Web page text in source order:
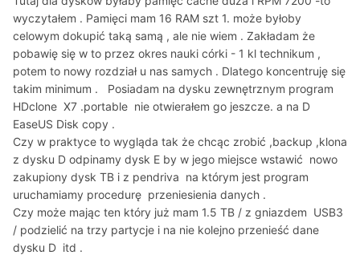
wyczytałem . Pamięci mam 16 RAM szt 1. może byłoby
celowym dokupić taką samą , ale nie wiem . Zakładam że
pobawię się w to przez okres nauki córki - 1 kl technikum ,
potem to nowy rozdział u nas samych . Dlatego koncentruję się
takim minimum . Posiadam na dysku zewnętrznym program
HDclone X7 .portable nie otwierałem go jeszcze. a na D
EaseUS Disk copy .
Czy w praktyce to wygląda tak że chcąc zrobić ,backup ,klona
z dysku D odpinamy dysk E by w jego miejsce wstawić nowo
zakupiony dysk TB i z pendriva na którym jest program
uruchamiamy procedurę przeniesienia danych .
Czy może mając ten który już mam 1.5 TB / z gniazdem USB3
/ podzielić na trzy partycje i na nie kolejno przenieść dane
dysku D itd .